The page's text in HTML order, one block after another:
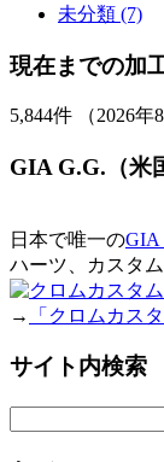
未分類 (7)
現在までの加
5,844件 （2026年8
GIA G.G.（米
日本で唯一のGIA
ハーツ、カスタ
→ 「クロムカス
サイト内検索